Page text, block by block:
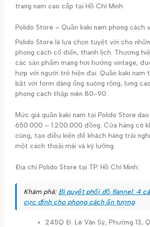
trang nam cao cấp tại Hồ Chí Minh
Polido Store – Quần kaki nam phong cách
Polido Store là lựa chọn tuyệt vời cho
phong cách cổ điển, thanh lịch. Thương
các sản phẩm mang hơi hướng vintage,
hợp với người trẻ hiện đại. Quần kaki nam
bật với form dáng ống suông rộng, lưng
phong cách thập niên 80-90.
Mức giá quần kaki nam tại Polido Store
650.000 – 1.200.000 đồng. Cửa hàng có
cúng, tạo điều kiện để khách hàng trải
một cách thoải mái và kỹ lưỡng.
Địa chỉ Polido Store tại TP. Hồ Chí Minh:
Khám phá: Bí quyết phối đồ flannel: 4
cực đỉnh cho phong cách ấn tượng
245Q Đ. Lê Văn Sỹ, Phường 13,